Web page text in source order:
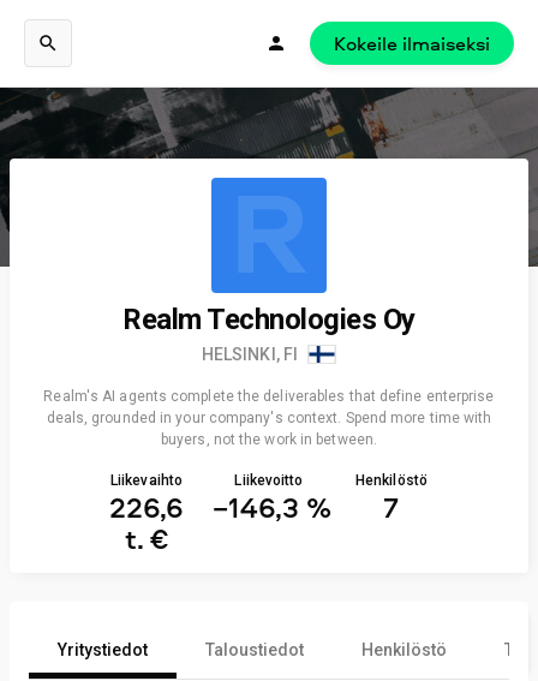
Kokeile ilmaiseksi
R
Realm Technologies Oy
HELSINKI, FI
Realm's AI agents complete the deliverables that define enterprise
deals, grounded in your company's context. Spend more time with
buyers, not the work in between.
Liikevaihto
226,6
t. €
Liikevoitto
−146,3 %
Henkilöstö
7
Yritystiedot Taloustiedot Henkilöstö